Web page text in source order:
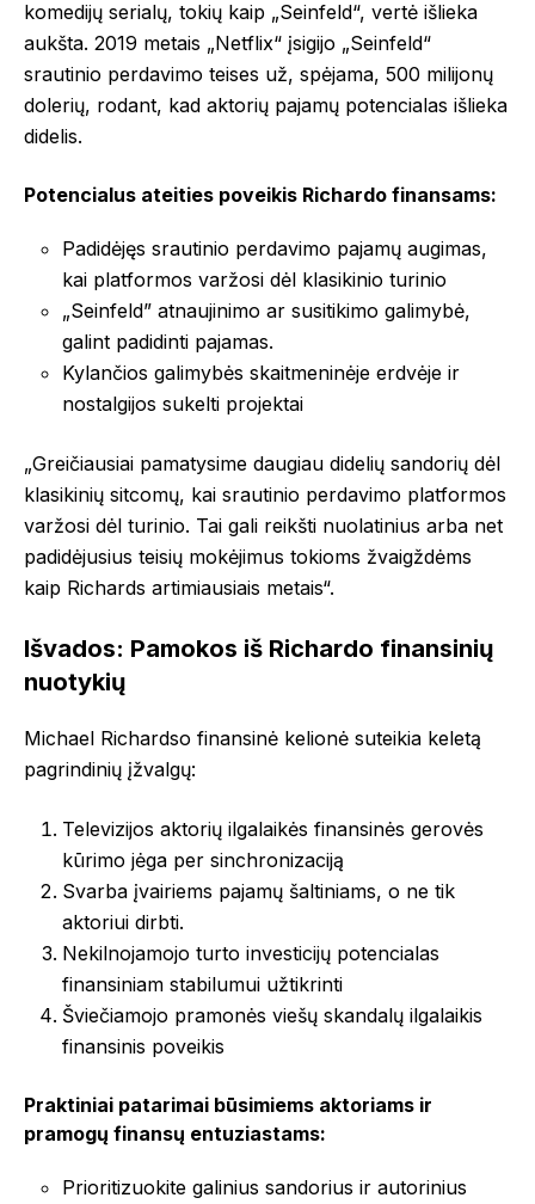
komedijų serialų, tokių kaip „Seinfeld“, vertė išlieka
aukšta. 2019 metais „Netflix“ įsigijo „Seinfeld“
srautinio perdavimo teises už, spėjama, 500 milijonų
dolerių, rodant, kad aktorių pajamų potencialas išlieka
didelis.
Potencialus ateities poveikis Richardo finansams:
Padidėjęs srautinio perdavimo pajamų augimas,
kai platformos varžosi dėl klasikinio turinio
„Seinfeld” atnaujinimo ar susitikimo galimybė,
galint padidinti pajamas.
Kylančios galimybės skaitmeninėje erdvėje ir
nostalgijos sukelti projektai
„Greičiausiai pamatysime daugiau didelių sandorių dėl
klasikinių sitcomų, kai srautinio perdavimo platformos
varžosi dėl turinio. Tai gali reikšti nuolatinius arba net
padidėjusius teisių mokėjimus tokioms žvaigždėms
kaip Richards artimiausiais metais“.
Išvados: Pamokos iš Richardo finansinių
nuotykių
Michael Richardso finansinė kelionė suteikia keletą
pagrindinių įžvalgų:
Televizijos aktorių ilgalaikės finansinės gerovės
kūrimo jėga per sinchronizaciją
Svarba įvairiems pajamų šaltiniams, o ne tik
aktoriui dirbti.
Nekilnojamojo turto investicijų potencialas
finansiniam stabilumui užtikrinti
Šviečiamojo pramonės viešų skandalų ilgalaikis
finansinis poveikis
Praktiniai patarimai būsimiems aktoriams ir
pramogų finansų entuziastams:
Prioritizuokite galinius sandorius ir autorinius